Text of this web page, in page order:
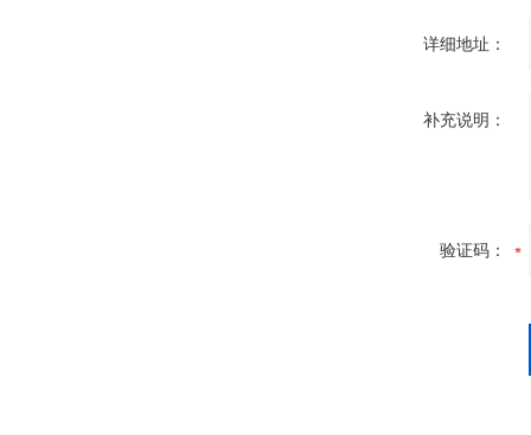
详细地址：
补充说明：
验证码：